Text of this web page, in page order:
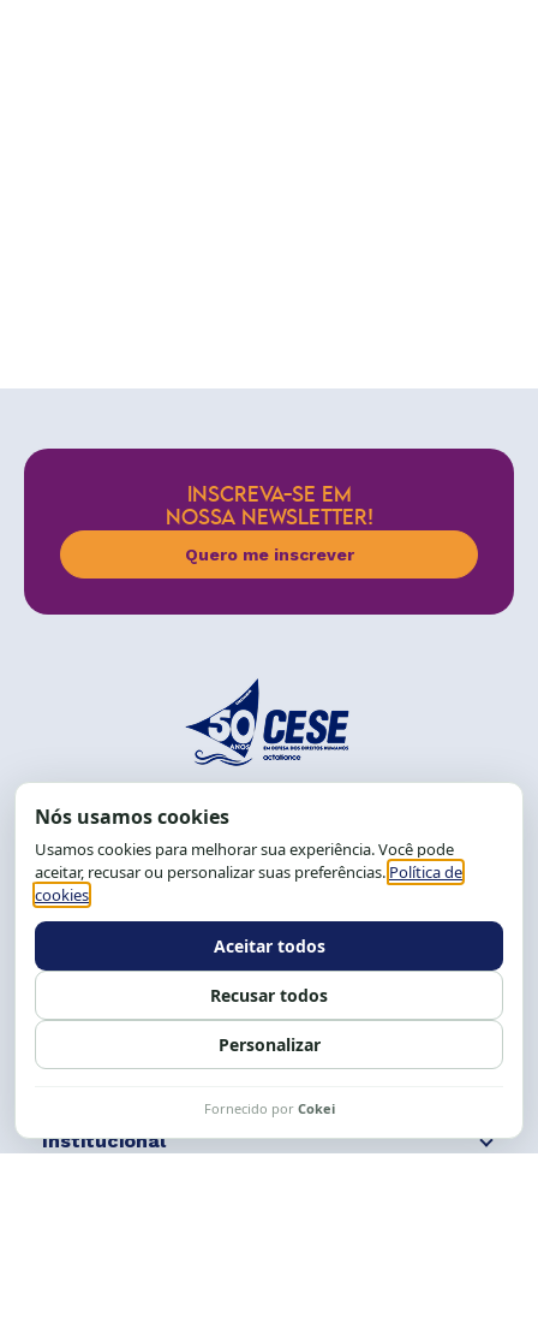
INSCREVA-SE EM
NOSSA NEWSLETTER!
Quero me inscrever
End.: R. da Graça, 150. Graça
CEP: 40.150-055
Salvador-BA, Brasil.
Tel.: (71) 2104-5457, Cel.: (71) 9 9239-2104 ou 2105
Expediente: 8h às 12h e 13 às 17h.
Siga nossas redes Fale conosco
Institucional